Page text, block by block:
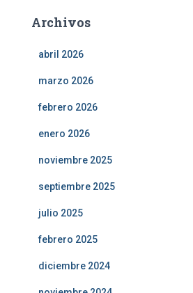
Archivos
abril 2026
marzo 2026
febrero 2026
enero 2026
noviembre 2025
septiembre 2025
julio 2025
febrero 2025
diciembre 2024